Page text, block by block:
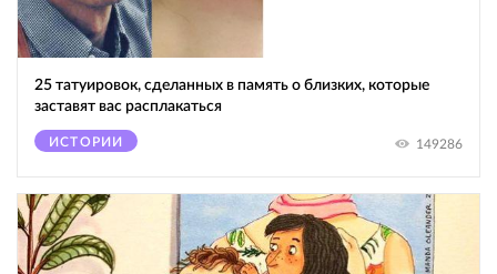
25 татуировок, сделанных в память о близких, которые
заставят вас расплакаться
ИСТОРИИ 149286